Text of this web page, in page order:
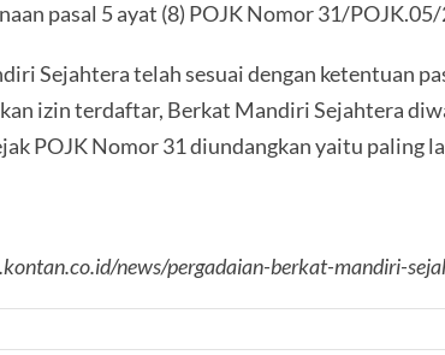
pasal 5 ayat (8) POJK Nomor 31/
Sejahtera telah sesuai dengan ketentuan
izin terdaftar, Berkat Mandiri Sejahtera
POJK Nomor 31 diundangkan yaitu paling
news/pergadaian-berkat-mandiri-